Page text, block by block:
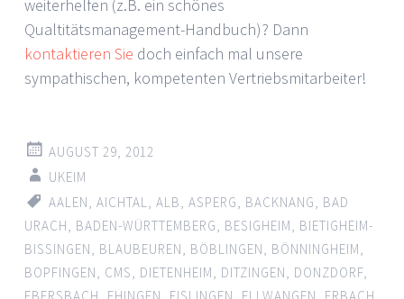
weiterhelfen (z.B. ein schönes
Qualtitätsmanagement-Handbuch)? Dann
kontaktieren Sie doch einfach mal unsere
sympathischen, kompetenten Vertriebsmitarbeiter!
AUGUST 29, 2012
UKEIM
AALEN, AICHTAL, ALB, ASPERG, BACKNANG, BAD
URACH, BADEN-WÜRTTEMBERG, BESIGHEIM, BIETIGHEIM-
BISSINGEN, BLAUBEUREN, BÖBLINGEN, BÖNNINGHEIM,
BOPFINGEN, CMS, DIETENHEIM, DITZINGEN, DONZDORF,